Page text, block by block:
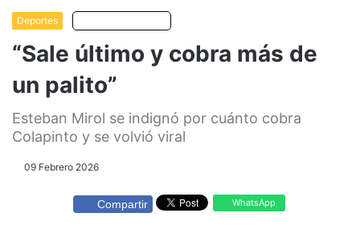
Deportes
“Sale último y cobra más de
un palito”
Esteban Mirol se indignó por cuánto cobra
Colapinto y se volvió viral
09 Febrero 2026
Compartir WhatsApp